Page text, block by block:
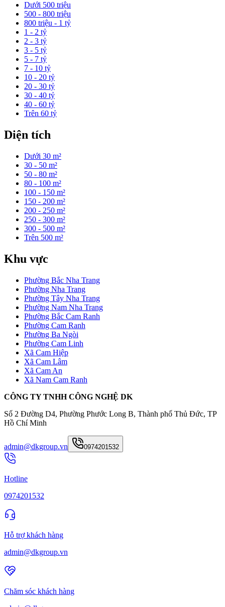
Dưới 500 triệu
500 - 800 triệu
800 triệu - 1 tỷ
1 - 2 tỷ
2 - 3 tỷ
3 - 5 tỷ
5 - 7 tỷ
7 - 10 tỷ
10 - 20 tỷ
20 - 30 tỷ
30 - 40 tỷ
40 - 60 tỷ
Trên 60 tỷ
Diện tích
Dưới 30 m²
30 - 50 m²
50 - 80 m²
80 - 100 m²
100 - 150 m²
150 - 200 m²
200 - 250 m²
250 - 300 m²
300 - 500 m²
Trên 500 m²
Khu vực
Phường Bắc Nha Trang
Phường Nha Trang
Phường Tây Nha Trang
Phường Nam Nha Trang
Phường Bắc Cam Ranh
Phường Cam Ranh
Phường Ba Ngòi
Phường Cam Linh
Xã Cam Hiệp
Xã Cam Lâm
Xã Cam An
Xã Nam Cam Ranh
CÔNG TY TNHH CÔNG NGHỆ DK
Số 2 Đường D4, Phường Phước Long B, Thành phố Thủ Đức, TP
Hồ Chí Minh
admin@dkgroup.vn 0974201532
Hotline
0974201532
Hỗ trợ khách hàng
admin@dkgroup.vn
Chăm sóc khách hàng